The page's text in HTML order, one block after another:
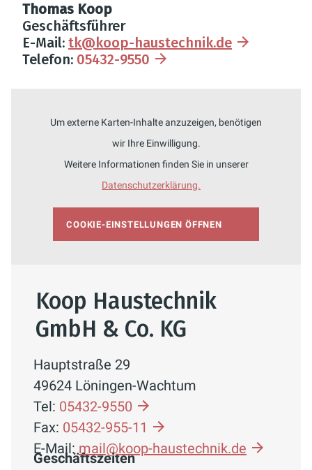
Thomas Koop
Geschäftsführer
E-Mail: tk@koop-haustechnik.de
Telefon: 05432-9550
Um externe Karten-Inhalte anzuzeigen, benötigen
wir Ihre Einwilligung.
Weitere Informationen finden Sie in unserer
Datenschutzerklärung.
COOKIE-EINSTELLUNGEN ÖFFNEN
Koop Haustechnik
GmbH & Co. KG
Hauptstraße 29
49624 Löningen-Wachtum
Tel: 05432-9550
Fax: 05432-955-11
E-Mail: mail@koop-haustechnik.de
Geschäftszeiten